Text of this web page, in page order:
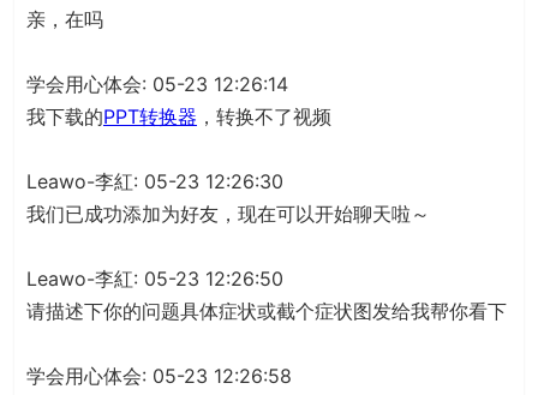
亲，在吗
学会用心体会: 05-23 12:26:14
我下载的PPT转换器 ，转换不了视频
Leawo-李紅: 05-23 12:26:30
我们已成功添加为好友，现在可以开始聊天啦～
Leawo-李紅: 05-23 12:26:50
请描述下你的问题具体症状或截个症状图发给我帮你看下
学会用心体会: 05-23 12:26:58